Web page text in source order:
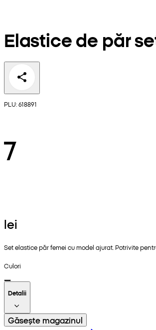
Elastice de păr
PLU: 618891
7
lei
Set elastice păr femei cu model ajurat. Potrivite
Culori
Detalii
Găsește magazinul